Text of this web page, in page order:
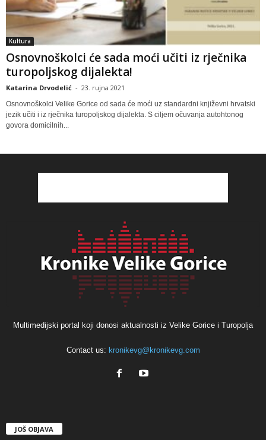
Kultura
Osnovnoškolci će sada moći učiti iz rječnika
turopoljskog dijalekta!
Katarina Drvodelić - 23. rujna 2021
Osnovnoškolci Velike Gorice od sada će moći uz standardni književni hrvatski
jezik učiti i iz rječnika turopoljskog dijalekta. S ciljem očuvanja autohtonog
govora domicilnih...
Multimedijski portal koji donosi aktualnosti iz Velike Gorice i Turopolja
Contact us: kronikevg@kronikevg.com
JOŠ OBJAVA